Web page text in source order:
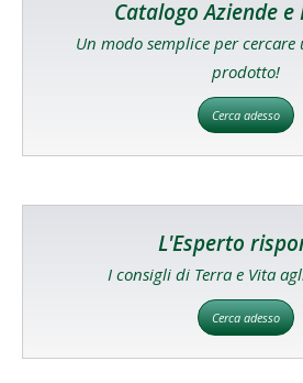
Catalogo Aziende
Un modo semplice per
prodotto!
Cerca adesso
L'Esperto
I consigli di Terra e Vita
Cerca adesso